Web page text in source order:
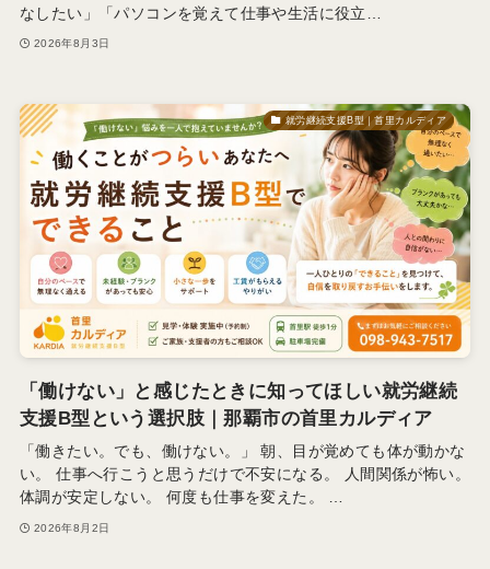
なしたい」「パソコンを覚えて仕事や生活に役立…
2026年8月3日
就労継続支援B型｜首里カルディア
「働けない」と感じたときに知ってほしい就労継続
支援B型という選択肢｜那覇市の首里カルディア
「働きたい。でも、働けない。」 朝、目が覚めても体が動かな
い。 仕事へ行こうと思うだけで不安になる。 人間関係が怖い。
体調が安定しない。 何度も仕事を変えた。 …
2026年8月2日